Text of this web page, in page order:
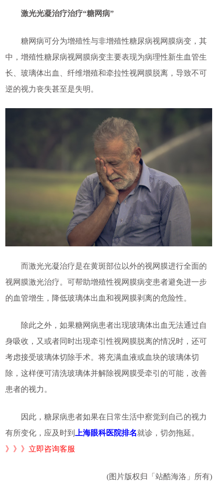
激光光凝治疗治疗“糖网病”
糖网病可分为增殖性与非增殖性糖尿病视网膜病变，其
中，增殖性糖尿病视网膜病变主要表现为病理性新生血管生
长、玻璃体出血、纤维增殖和牵拉性视网膜脱离，导致不可
逆的视力丧失甚至是失明。
而激光光凝治疗是在黄斑部位以外的视网膜进行全面的
视网膜激光治疗。可帮助增殖性视网膜病变患者避免进一步
的血管增生，降低玻璃体出血和视网膜剥离的危险性。
除此之外，如果糖网病患者出现玻璃体出血无法通过自
身吸收，又或者同时出现牵引性视网膜脱离的情况时，还可
考虑接受玻璃体切除手术。将充满血液或血块的玻璃体切
除，这样便可清洗玻璃体并解除视网膜受牵引的可能，改善
患者的视力。
因此，糖尿病患者如果在日常生活中察觉到自己的视力
有所变化，应及时到
上海眼科医院排名就诊，切勿拖延。
》》》立即咨询客服
(图片版权归「站酷海洛」所有)